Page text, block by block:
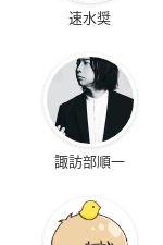
速水奨
諏訪部順一